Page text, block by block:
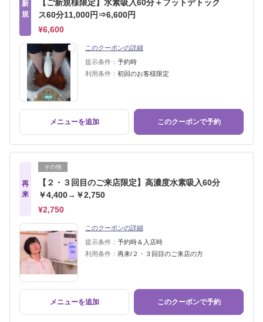
新
規
【ご新規様限定】水素吸入60分＋フットデトック
ス60分11,000円⇒6,600円
¥6,600
このクーポンの詳細
提示条件： 予約時
利用条件： 初回のお客様限定
メニューを追加 このクーポンで予約
再
来
その他
【２・３回目のご来店限定】高濃度水素吸入60分
￥4,400→￥2,750
¥2,750
このクーポンの詳細
提示条件： 予約時＆入店時
利用条件： 再来/２・３回目のご来店の方
メニューを追加 このクーポンで予約